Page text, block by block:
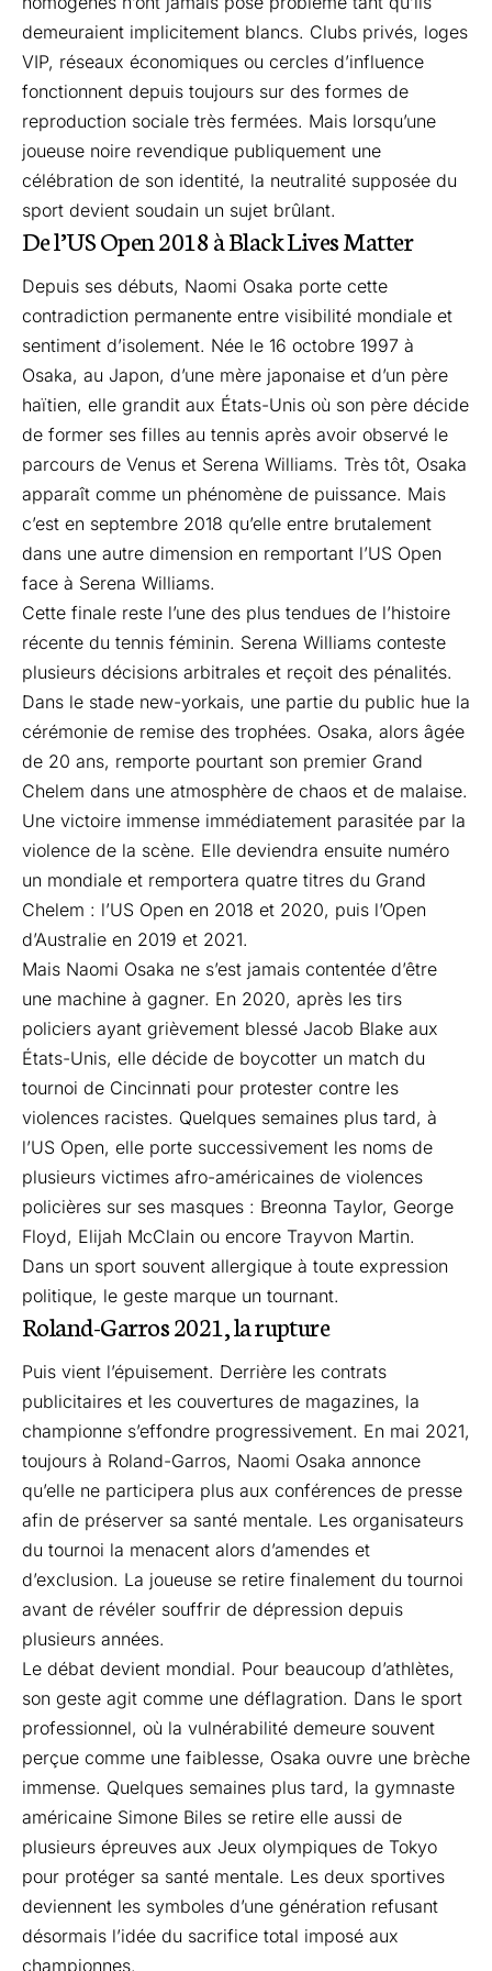
demeuraient implicitement blancs. Clubs privés, loges
VIP, réseaux économiques ou cercles d’influence
fonctionnent depuis toujours sur des formes de
reproduction sociale très fermées. Mais lorsqu’une
joueuse noire revendique publiquement une
célébration de son identité, la neutralité supposée du
sport devient soudain un sujet brûlant.
De l’US Open 2018 à Black Lives Matter
Depuis ses débuts, Naomi Osaka porte cette
contradiction permanente entre visibilité mondiale et
sentiment d’isolement. Née le 16 octobre 1997 à
Osaka, au Japon, d’une mère japonaise et d’un père
haïtien, elle grandit aux États-Unis où son père décide
de former ses filles au tennis après avoir observé le
parcours de Venus et Serena Williams. Très tôt, Osaka
apparaît comme un phénomène de puissance. Mais
c’est en septembre 2018 qu’elle entre brutalement
dans une autre dimension en remportant l’US Open
face à Serena Williams.
Cette finale reste l’une des plus tendues de l’histoire
récente du tennis féminin. Serena Williams conteste
plusieurs décisions arbitrales et reçoit des pénalités.
Dans le stade new-yorkais, une partie du public hue la
cérémonie de remise des trophées. Osaka, alors âgée
de 20 ans, remporte pourtant son premier Grand
Chelem dans une atmosphère de chaos et de malaise.
Une victoire immense immédiatement parasitée par la
violence de la scène. Elle deviendra ensuite numéro
un mondiale et remportera quatre titres du Grand
Chelem : l’US Open en 2018 et 2020, puis l’Open
d’Australie en 2019 et 2021.
Mais Naomi Osaka ne s’est jamais contentée d’être
une machine à gagner. En 2020, après les tirs
policiers ayant grièvement blessé Jacob Blake aux
États-Unis, elle décide de boycotter un match du
tournoi de Cincinnati pour protester contre les
violences racistes. Quelques semaines plus tard, à
l’US Open, elle porte successivement les noms de
plusieurs victimes afro-américaines de violences
policières sur ses masques : Breonna Taylor, George
Floyd, Elijah McClain ou encore Trayvon Martin.
Dans un sport souvent allergique à toute expression
politique, le geste marque un tournant.
Roland-Garros 2021, la rupture
Puis vient l’épuisement. Derrière les contrats
publicitaires et les couvertures de magazines, la
championne s’effondre progressivement. En mai 2021,
toujours à Roland-Garros, Naomi Osaka annonce
qu’elle ne participera plus aux conférences de presse
afin de préserver sa santé mentale. Les organisateurs
du tournoi la menacent alors d’amendes et
d’exclusion. La joueuse se retire finalement du tournoi
avant de révéler souffrir de dépression depuis
plusieurs années.
Le débat devient mondial. Pour beaucoup d’athlètes,
son geste agit comme une déflagration. Dans le sport
professionnel, où la vulnérabilité demeure souvent
perçue comme une faiblesse, Osaka ouvre une brèche
immense. Quelques semaines plus tard, la gymnaste
américaine Simone Biles se retire elle aussi de
plusieurs épreuves aux Jeux olympiques de Tokyo
pour protéger sa santé mentale. Les deux sportives
deviennent les symboles d’une génération refusant
désormais l’idée du sacrifice total imposé aux
championnes.